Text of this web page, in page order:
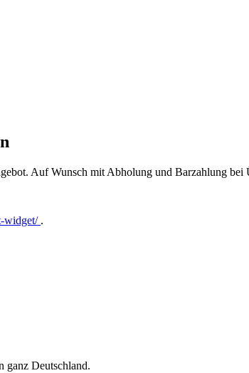
Auf Wunsch mit Abholung und Barzahlung bei
widget/ .
ganz Deutschland.